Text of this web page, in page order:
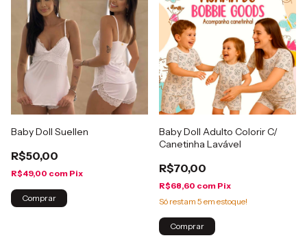
Baby Doll Suellen
R$50,00
R$49,00 com Pix
Comprar
Baby Doll Adulto Colorir C/
Canetinha Lavável
R$70,00
R$68,60 com Pix
Só restam 5 em estoque!
Comprar